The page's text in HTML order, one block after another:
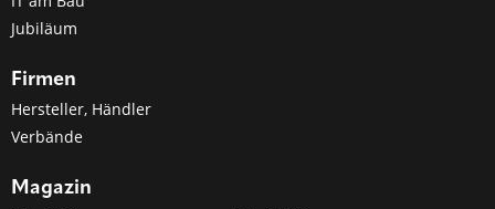
Jubiläum
Firmen
Hersteller, Händler
Verbände
Magazin